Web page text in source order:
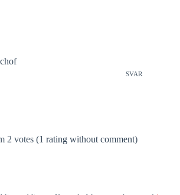
SVAR
2 votes (1 rating without comment)